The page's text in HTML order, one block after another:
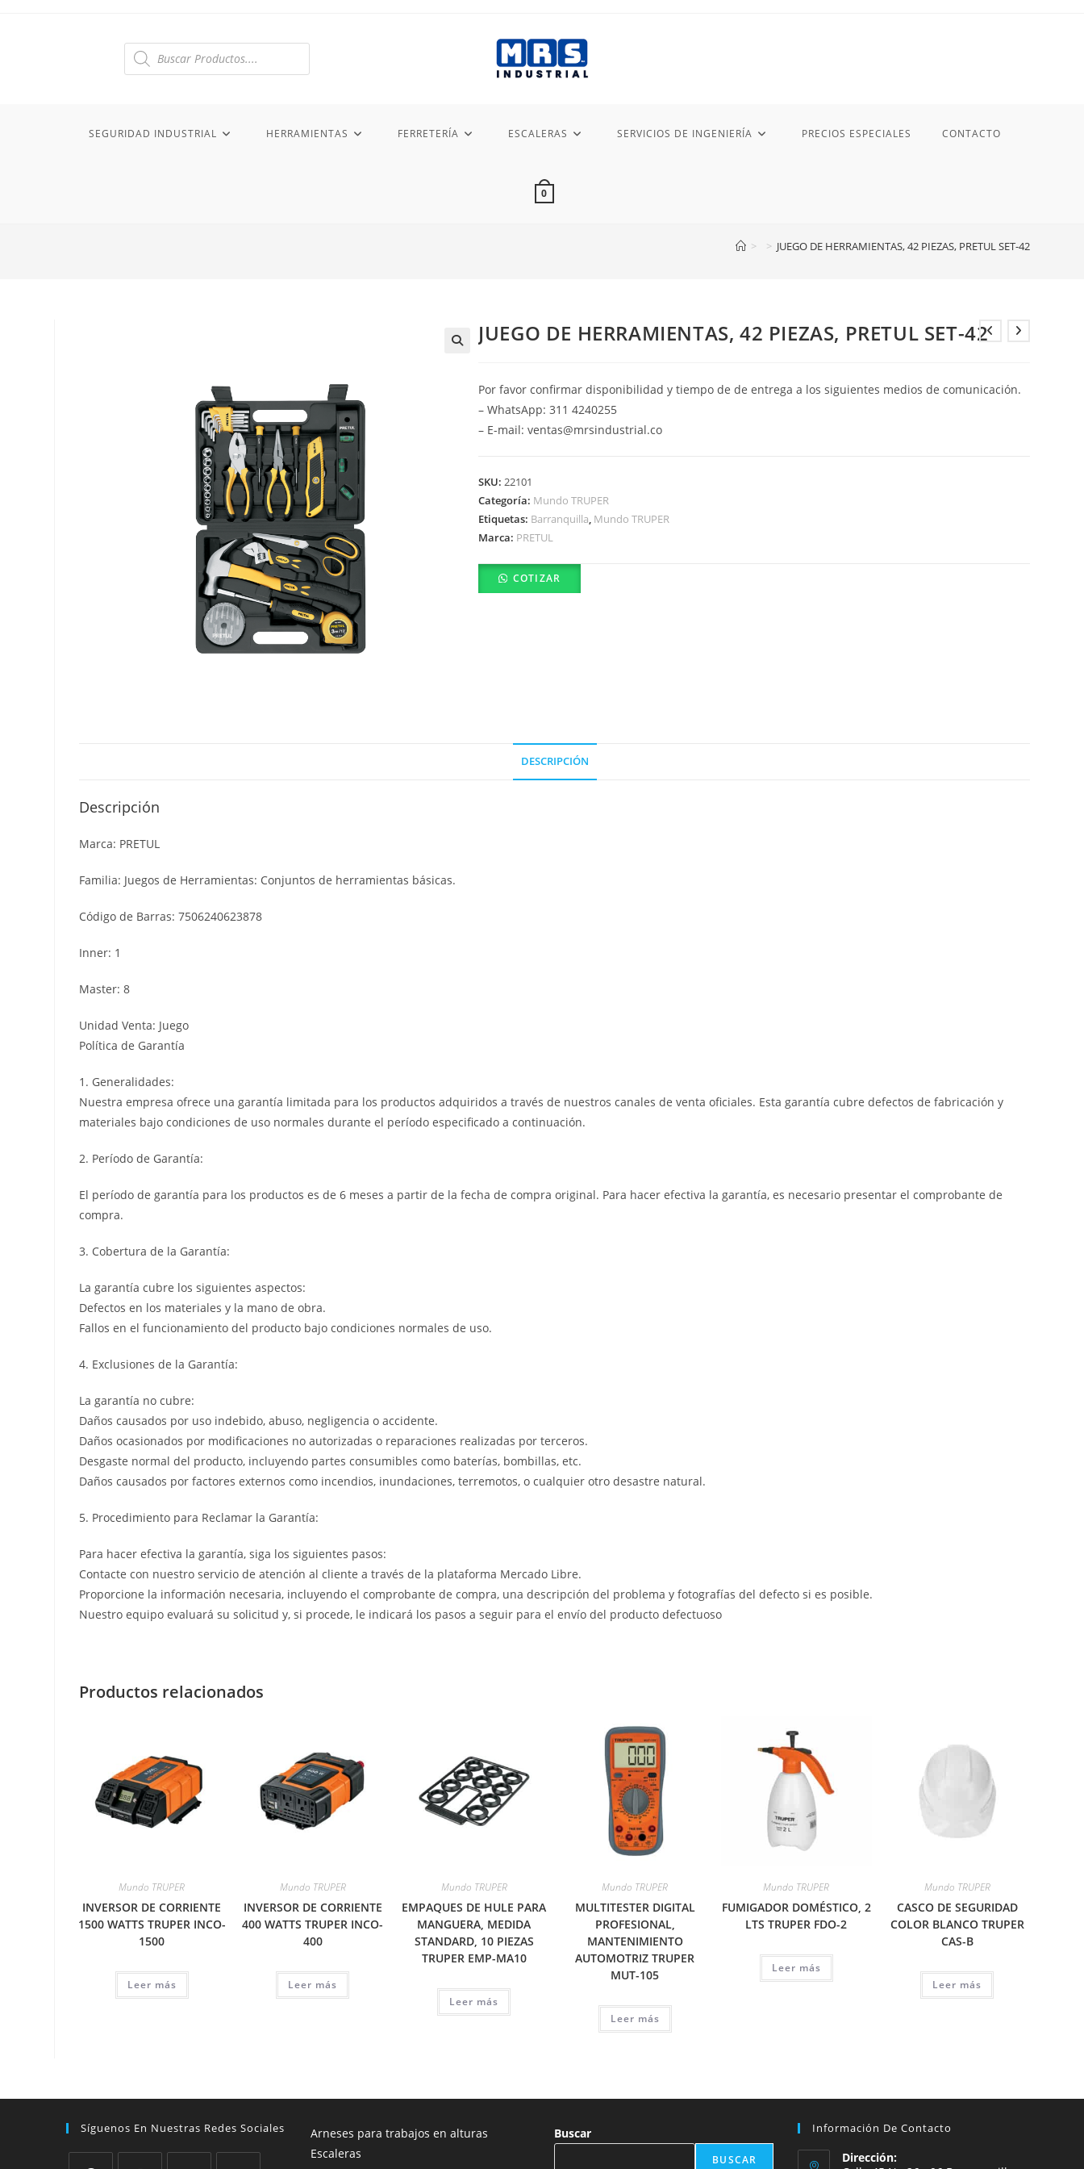
Búsqueda
SEGURIDAD INDUSTRIAL HERRAMIENTAS FERRETERÍA ESCALERAS SERVICIOS DE INGENIERÍA PRECIOS ESPECIALES CONTACTO
0
> > JUEGO DE HERRAMIENTAS, 42 PIEZAS, PRETUL SET-42
JUEGO DE HERRAMIENTAS, 42 PIEZAS, PRETUL SET-42
Por favor confirmar disponibilidad y tiempo de de entrega a los siguientes medios de comunicación.
– WhatsApp: 311 4240255
– E-mail: ventas@mrsindustrial.co
SKU: 22101
Categoría: Mundo TRUPER
Etiquetas: Barranquilla Mundo TRUPER
Marca: PRETUL
COTIZAR
DESCRIPCIÓN
Descripción
Marca: PRETUL
Familia: Juegos de Herramientas: Conjuntos de herramientas básicas.
Código de Barras: 7506240623878
Inner: 1
Master: 8
Unidad Venta: Juego
Política de Garantía
1. Generalidades:
Nuestra empresa ofrece una garantía limitada para los productos adquiridos a través de nuestros canales de venta oficiales. Esta garantía cubre defectos de fabricación y
materiales bajo condiciones de uso normales durante el período especificado a continuación.
2. Período de Garantía:
El período de garantía para los productos es de 6 meses a partir de la fecha de compra original. Para hacer efectiva la garantía, es necesario presentar el comprobante de
compra.
3. Cobertura de la Garantía:
La garantía cubre los siguientes aspectos:
Defectos en los materiales y la mano de obra.
Fallos en el funcionamiento del producto bajo condiciones normales de uso.
4. Exclusiones de la Garantía:
La garantía no cubre:
Daños causados por uso indebido, abuso, negligencia o accidente.
Daños ocasionados por modificaciones no autorizadas o reparaciones realizadas por terceros.
Desgaste normal del producto, incluyendo partes consumibles como baterías, bombillas, etc.
Daños causados por factores externos como incendios, inundaciones, terremotos, o cualquier otro desastre natural.
5. Procedimiento para Reclamar la Garantía:
Para hacer efectiva la garantía, siga los siguientes pasos:
Contacte con nuestro servicio de atención al cliente a través de la plataforma Mercado Libre.
Proporcione la información necesaria, incluyendo el comprobante de compra, una descripción del problema y fotografías del defecto si es posible.
Nuestro equipo evaluará su solicitud y, si procede, le indicará los pasos a seguir para el envío del producto defectuoso
Productos relacionados
Mundo TRUPER
INVERSOR DE CORRIENTE
1500 WATTS TRUPER INCO-
1500
Leer más
Mundo TRUPER
INVERSOR DE CORRIENTE
400 WATTS TRUPER INCO-
400
Leer más
Mundo TRUPER
EMPAQUES DE HULE PARA
MANGUERA, MEDIDA
STANDARD, 10 PIEZAS
TRUPER EMP-MA10
Leer más
Mundo TRUPER
MULTITESTER DIGITAL
PROFESIONAL,
MANTENIMIENTO
AUTOMOTRIZ TRUPER
MUT-105
Leer más
Mundo TRUPER
FUMIGADOR DOMÉSTICO, 2
LTS TRUPER FDO-2
Leer más
Mundo TRUPER
CASCO DE SEGURIDAD
COLOR BLANCO TRUPER
CAS-B
Leer más
Síguenos En Nuestras Redes Sociales
Arneses para trabajos en alturas
Escaleras
Buscar
BUSCAR
Información De Contacto
Dirección: